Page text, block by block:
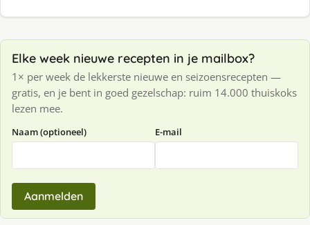
Elke week nieuwe recepten in je mailbox?
1× per week de lekkerste nieuwe en seizoensrecepten —
gratis, en je bent in goed gezelschap: ruim 14.000 thuiskoks
lezen mee.
Naam (optioneel) E-mail
Aanmelden